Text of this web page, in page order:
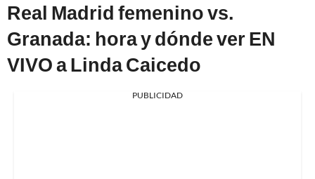
Real Madrid femenino vs.
Granada: hora y dónde ver EN
VIVO a Linda Caicedo
PUBLICIDAD